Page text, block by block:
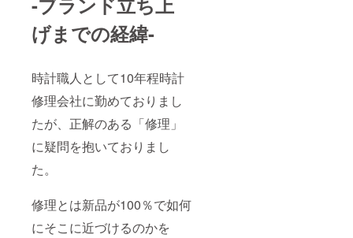
げまでの経緯-
時計職人として10年程時計
修理会社に勤めておりまし
たが、正解のある「修理」
に疑問を抱いておりまし
た。
修理とは新品が100％で如何
にそこに近づけるのかを